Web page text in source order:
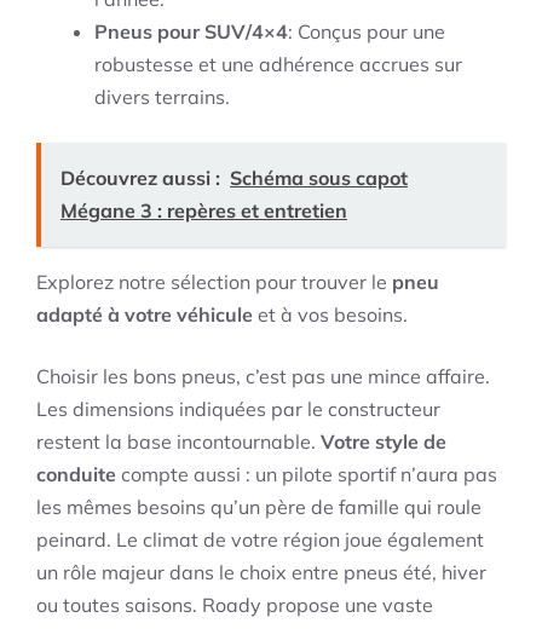
Pneus pour SUV/4×4: Conçus pour une
robustesse et une adhérence accrues sur
divers terrains.
Découvrez aussi : Schéma sous capot
Mégane 3 : repères et entretien
Explorez notre sélection pour trouver le pneu
adapté à votre véhicule et à vos besoins.
Choisir les bons pneus, c’est pas une mince affaire.
Les dimensions indiquées par le constructeur
restent la base incontournable. Votre style de
conduite compte aussi : un pilote sportif n’aura pas
les mêmes besoins qu’un père de famille qui roule
peinard. Le climat de votre région joue également
un rôle majeur dans le choix entre pneus été, hiver
ou toutes saisons. Roady propose une vaste